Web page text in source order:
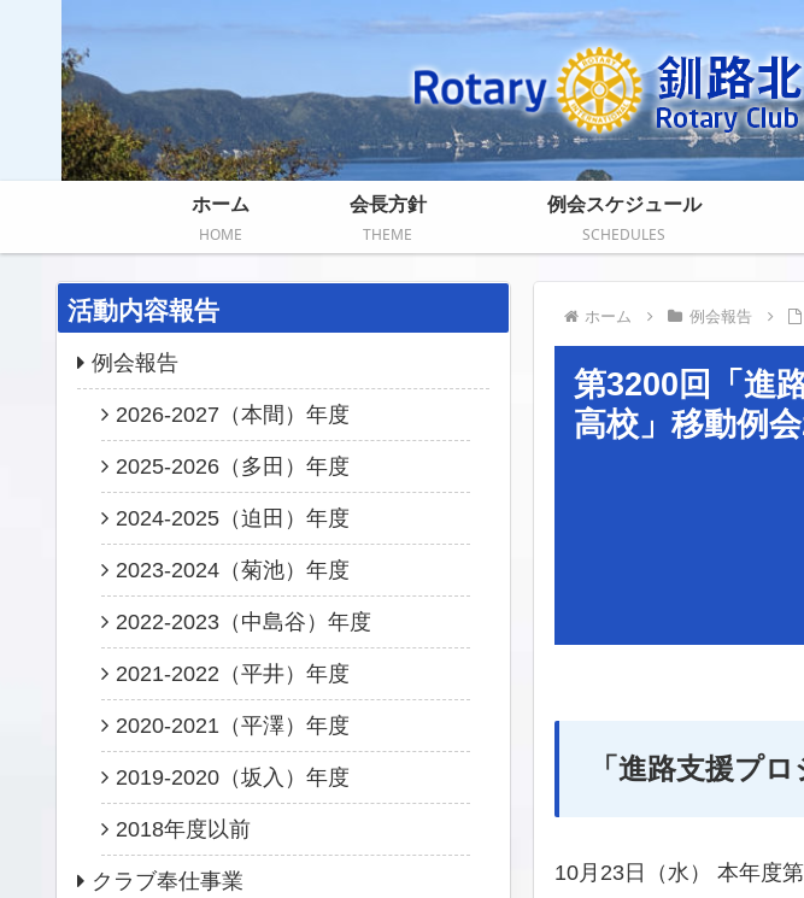
ホーム
HOME
会長方針
THEME
例会スケジュール
SCHEDULES
ホーム 例会報告
第3200回「進
高校」移動例
「 進路支援プロ
10月23日（水） 本年度
活動内容報告
例会報告
2026-2027（本間）年度
2025-2026（多田）年度
2024-2025（迫田）年度
2023-2024（菊池）年度
2022-2023（中島谷）年度
2021-2022（平井）年度
2020-2021（平澤）年度
2019-2020（坂入）年度
2018年度以前
クラブ奉仕事業